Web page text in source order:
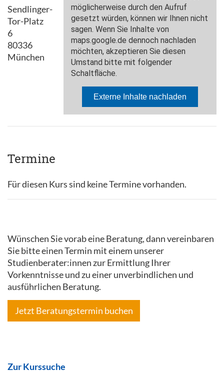
Sendlinger-
Tor-Platz
6
80336
München
Termine
Für diesen Kurs sind keine Termine vorhanden.
Wünschen Sie vorab eine Beratung, dann vereinbaren
Sie bitte einen Termin mit einem unserer
Studienberater:innen zur Ermittlung Ihrer
Vorkenntnisse und zu einer unverbindlichen und
ausführlichen Beratung.
Jetzt Beratungstermin buchen
Zur Kurssuche